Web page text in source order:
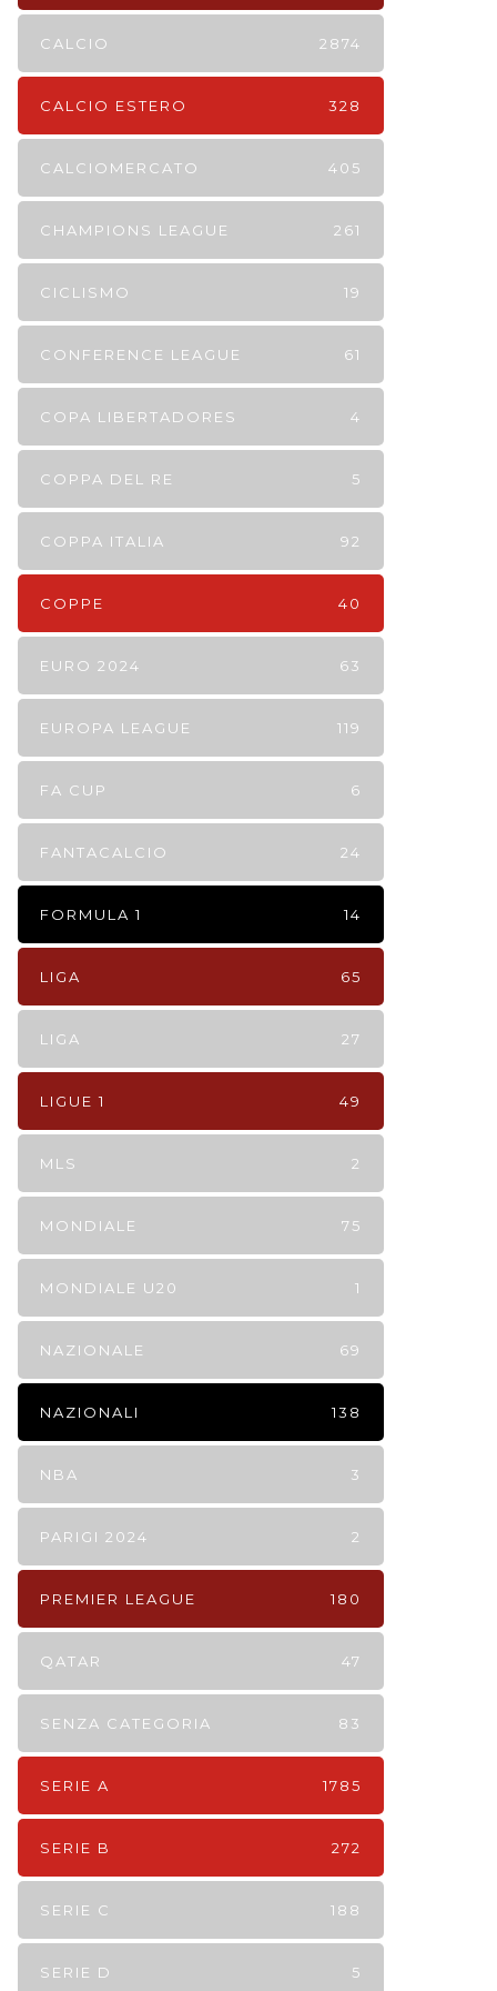
CALCIO 2874
CALCIO ESTERO 328
CALCIOMERCATO 405
CHAMPIONS LEAGUE 261
CICLISMO 19
CONFERENCE LEAGUE 61
COPA LIBERTADORES 4
COPPA DEL RE 5
COPPA ITALIA 92
COPPE 40
EURO 2024 63
EUROPA LEAGUE 119
FA CUP 6
FANTACALCIO 24
FORMULA 1 14
LIGA 65
LIGA 27
LIGUE 1 49
MLS 2
MONDIALE 75
MONDIALE U20 1
NAZIONALE 69
NAZIONALI 138
NBA 3
PARIGI 2024 2
PREMIER LEAGUE 180
QATAR 47
SENZA CATEGORIA 83
SERIE A 1785
SERIE B 272
SERIE C 188
SERIE D 5